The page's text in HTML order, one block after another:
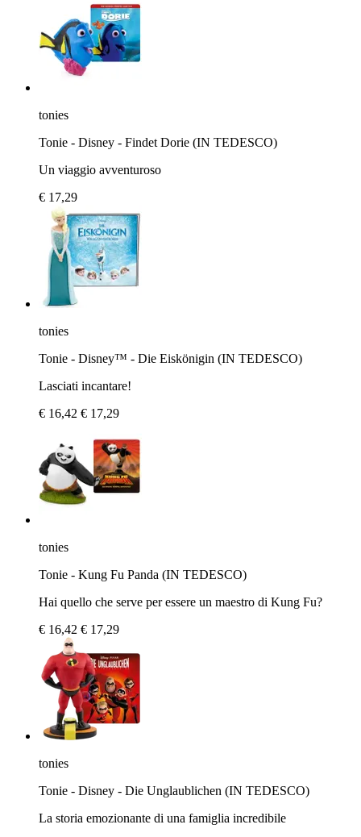
tonies
​Tonie - Disney - Findet Dorie (IN TEDESCO)
Un viaggio avventuroso
€ 17,29
tonies
Tonie - Disney™ - Die Eiskönigin (IN TEDESCO)
Lasciati incantare!
€ 16,42 € 17,29
tonies
Tonie - Kung Fu Panda (IN TEDESCO)
Hai quello che serve per essere un maestro di Kung Fu?
€ 16,42 € 17,29
tonies
Tonie - Disney - Die Unglaublichen (IN TEDESCO)
La storia emozionante di una famiglia incredibile